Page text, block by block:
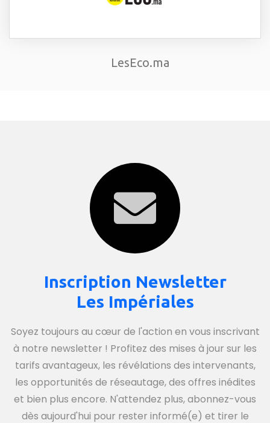
LesEco.ma
Inscription Newsletter
Les Impériales
Soyez toujours au cœur de l'action en vous inscrivant
à notre newsletter ! Profitez des mises à jour sur les
tarifs avantageux, les révélations des intervenants,
les opportunités de réseautage, des offres inédites
et bien plus encore. N'attendez plus, abonnez-vous
dès aujourd'hui pour rester informé(e) et tirer le